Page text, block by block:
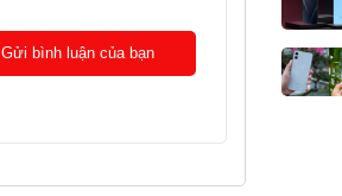
Gửi bình luận của bạn